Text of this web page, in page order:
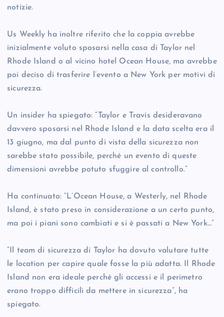
notizie.
Us Weekly ha inoltre riferito che la coppia avrebbe
inizialmente voluto sposarsi nella casa di Taylor nel
Rhode Island o al vicino hotel Ocean House, ma avrebbe
poi deciso di trasferire l’evento a New York per motivi di
sicurezza.
Un insider ha spiegato: “Taylor e Travis desideravano
davvero sposarsi nel Rhode Island e la data scelta era il
13 giugno, ma dal punto di vista della sicurezza non
sarebbe stato possibile, perché un evento di queste
dimensioni avrebbe potuto sfuggire al controllo.”
Ha continuato: “L’Ocean House, a Westerly, nel Rhode
Island, è stato preso in considerazione a un certo punto,
ma poi i piani sono cambiati e si è passati a New York…”
“Il team di sicurezza di Taylor ha dovuto valutare tutte
le location per capire quale fosse la più adatta. Il Rhode
Island non era ideale perché gli accessi e il perimetro
erano troppo difficili da mettere in sicurezza”, ha
spiegato.